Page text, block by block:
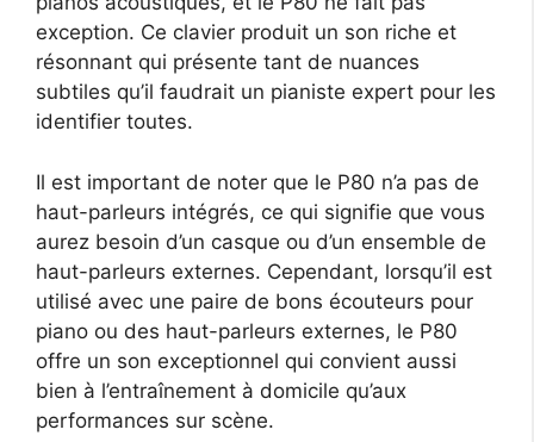
exception. Ce clavier produit un son riche et
résonnant qui présente tant de nuances
subtiles qu’il faudrait un pianiste expert pour les
identifier toutes.
Il est important de noter que le P80 n’a pas de
haut-parleurs intégrés, ce qui signifie que vous
aurez besoin d’un casque ou d’un ensemble de
haut-parleurs externes. Cependant, lorsqu’il est
utilisé avec une paire de bons écouteurs pour
piano ou des haut-parleurs externes, le P80
offre un son exceptionnel qui convient aussi
bien à l’entraînement à domicile qu’aux
performances sur scène.